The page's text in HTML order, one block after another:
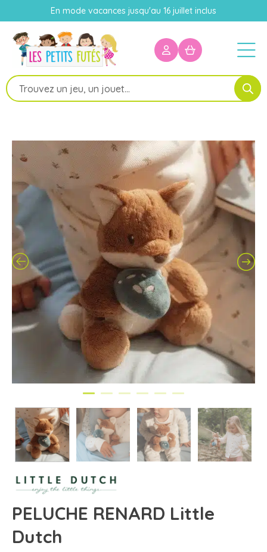
En mode vacances jusqu'au 16 juillet inclus
Recherche
de
produits
PELUCHE RENARD Little
Dutch